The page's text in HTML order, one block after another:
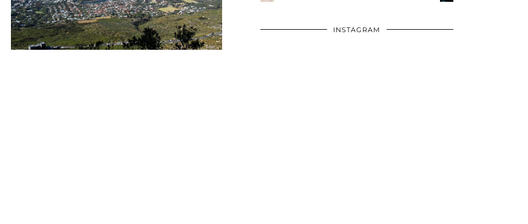
INSTAGRAM